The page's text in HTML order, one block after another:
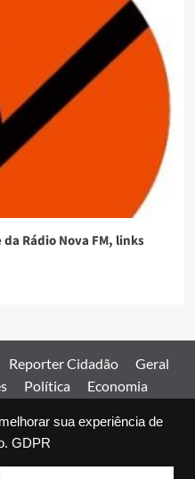
sua experiência de
GDPR
Rádio Nova FM, links
Reporter Cidadão
Geral
Política
Economia
Expediente Home